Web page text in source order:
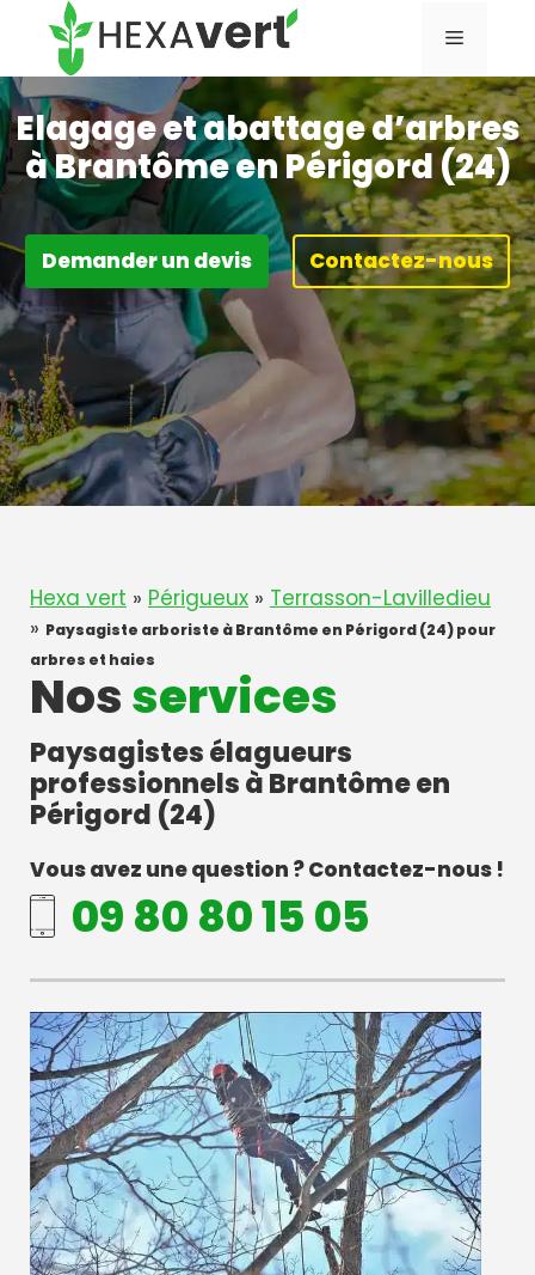
contenu
Menu
Elagage et abattage d’arbres
à Brantôme en Périgord (24)
Demander un devis Contactez-nous
Hexa vert » Périgueux » Terrasson-Lavilledieu
» Paysagiste arboriste à Brantôme en Périgord (24) pour
arbres et haies
Nosservices
Paysagistes élagueurs
professionnels à Brantôme en
Périgord (24)
Vous avez une question ? Contactez-nous !
09 80 80 15 05